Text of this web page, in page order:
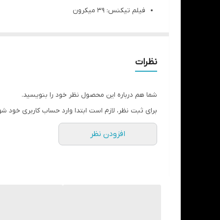
فیلم تیکنس: 39 میکرون
فرم: پودر/ مایع
ثبات ابعادی: بسیار بالا
نظرات
شما هم درباره این محصول نظر خود را بنویسید.
برای ثبت نظر، لازم است ابتدا وارد حساب کاربری خود
افزودن نظر